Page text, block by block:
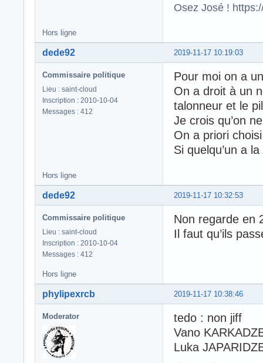
Osez José !
Hors ligne
2019-11-17 10:19:03
dede92
Commissaire politique
Lieu : saint-cloud
Inscription : 2010-10-04
Messages : 412
Pour moi on a
On a droit à un
talonneur et le
Je crois qu’on
On a priori
Si quelqu’un a
Hors ligne
2019-11-17 10:32:53
dede92
Commissaire politique
Lieu : saint-cloud
Inscription : 2010-10-04
Messages : 412
Non regarde en
Il faut qu’ils
Hors ligne
2019-11-17 10:38:46
phylipexrcb
Moderator
tedo : non jiff
Vano
Luka